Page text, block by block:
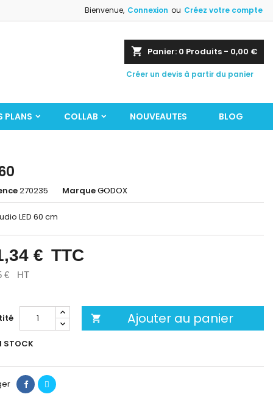
Bienvenue, Connexion ou Créez votre compte
shopping_cart Panier: 0 Produits - 0,00 €
Créer un devis à partir du panier
PLANS COLLAB NOUVEAUTES BLOG
270235 MarqueGODOX
LED 60 cm
€ TTC
€ HT
 Ajouter au panier
STOCK